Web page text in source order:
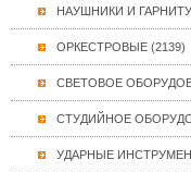
НАУШНИКИ И
ОРКЕСТРОВЫЕ (2139)
СВЕТОВОЕ
СТУДИЙНОЕ
УДАРНЫЕ